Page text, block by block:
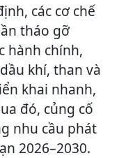
các cơ chế
tháo gỡ
hành chính,
khí, than và
khai nhanh,
đó, củng cố
nhu cầu phát
2026–2030.